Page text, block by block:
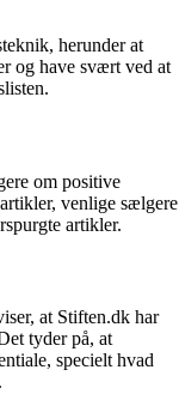
herunder at
og have svært ved at
om positive
venlige sælgere
artikler.
at Stiften.dk har
tyder på, at
specielt hvad